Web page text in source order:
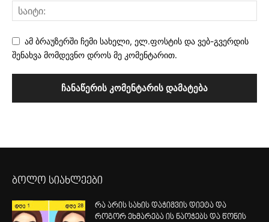
ამ ბრაუზერში ჩემი სახელი, ელ.ფოსტის და ვებ-გვერდის
შენახვა მომდევნო დროს მე კომენტარით.
ბოლო სიახლეები
რა არის სახის დაჭიმვის დიეტა და
როგორ ეხმარება ის ნაოჭებს და წონის